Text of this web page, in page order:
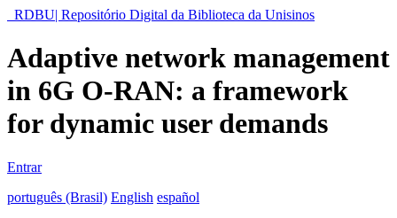
RDBU| Repositório Digital da Biblioteca da Unisinos
Adaptive network management
in 6G O-RAN: a framework
for dynamic user demands
Entrar
português (Brasil) English español